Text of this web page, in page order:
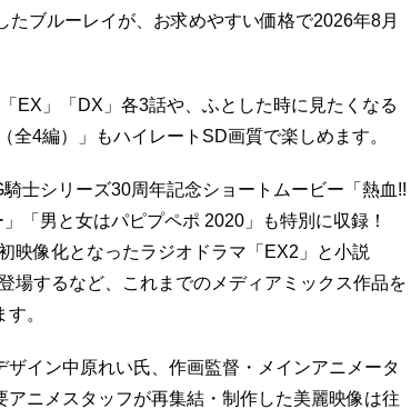
たブルーレイが、お求めやすい価格で2026年8月
EX」「DX」各3話や、ふとした時に見たくなる
全4編）」もハイレートSD画質で楽しめます。
士シリーズ30周年記念ショートムービー「熱血!!
「男と女はパピプペポ 2020」も特別に収録！
映像化となったラジオドラマ「EX2」と小説
場するなど、これまでのメディアミックス作品を
。
イン中原れい氏、作画監督・メインアニメータ
ニメスタッフが再集結・制作した美麗映像は往